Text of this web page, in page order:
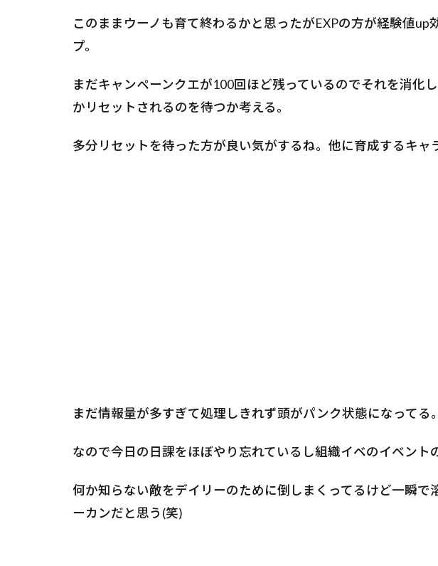
このままウーノも育て終わるかと思ったがEXPの方が経験値up
プ。
まだキャンペーンクエが100回ほど残っているのでそれを消化
かリセットされるのを待つか考える。
多分リセットを待った方が良い気がするね。他に育成するキャ
まだ情報量が多すぎて処理しきれず頭がパンク状態になってる。
なので今日の日課をほぼやり忘れているし組織イベのイベント
何か知らない敵をデイリーのために倒しまくってるけど一瞬で
ーカンだと思う(笑)